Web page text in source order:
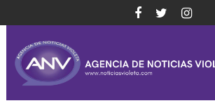
al
contenido